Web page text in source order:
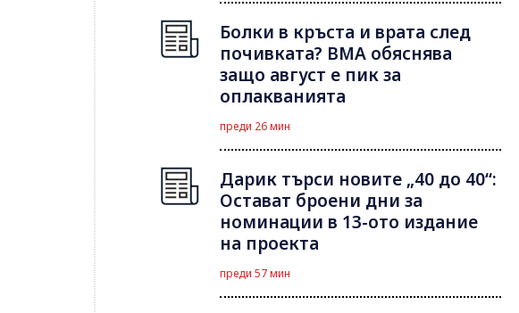
Болки в кръста и врата след
почивката? ВМА обяснява
защо август е пик за
оплакванията
преди 26 мин
Дарик търси новите „40 до 40“:
Остават броени дни за
номинации в 13-ото издание
на проекта
преди 57 мин